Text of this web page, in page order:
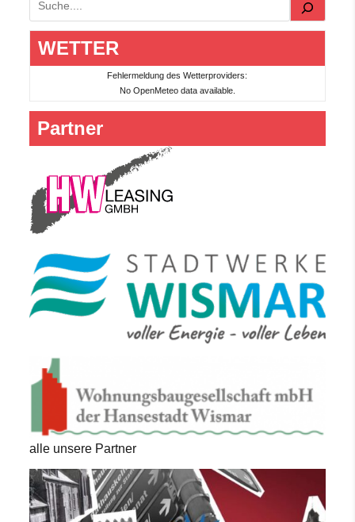
Suchen
WETTER
Fehlermeldung des Wetterproviders:
No OpenMeteo data available.
Partner
alle unsere Partner